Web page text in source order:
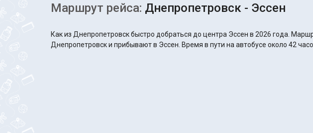
Маршрут рейса: Днепропетровск - Эссен
Как из Днепропетровск быстро добраться до центра Эссен в 2026 года.
Днепропетровск и прибывают в Эссен. Время в пути на автобусе около 42